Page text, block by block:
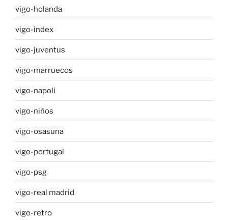
vigo-holanda
vigo-index
vigo-juventus
vigo-marruecos
vigo-napoli
vigo-niños
vigo-osasuna
vigo-portugal
vigo-psg
vigo-real madrid
vigo-retro